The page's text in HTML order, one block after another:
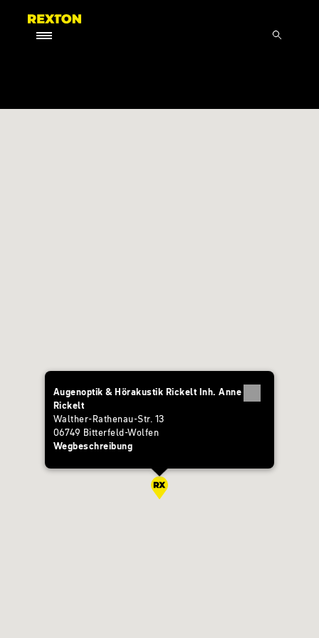
Augenoptik & Hörakustik Rickelt Inh. Anne
Rickelt
Walther-Rathenau-Str. 13
06749 Bitterfeld-Wolfen
Wegbeschreibung